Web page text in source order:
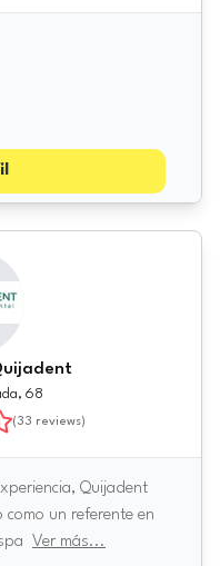
68
(33 reviews)
Quijadent
como un referente en
Ver más...